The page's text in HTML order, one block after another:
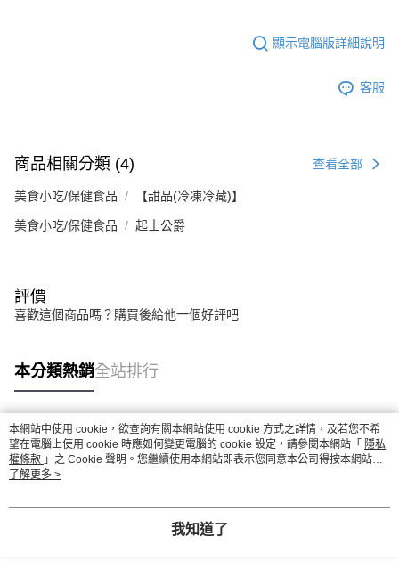
顯示電腦版詳細說明
客服
商品相關分類 (4) 查看全部
美食小吃/保健食品 【甜品(冷凍冷藏)】
美食小吃/保健食品 起士公爵
評價
喜歡這個商品嗎？購買後給他一個好評吧
本分類熱銷全站排行
熱門標籤
本網站中使用 cookie，欲查詢有關本網站使用 cookie 方式之詳情，及若您不希
望在電腦上使用 cookie 時應如何變更電腦的 cookie 設定，請參閱本網站「 隱私
權條款 」之 Cookie 聲明。您繼續使用本網站即表示您同意本公司得按本網站使
用條款之 Cookie 聲明使用 cookie。
了解更多 >
我知道了